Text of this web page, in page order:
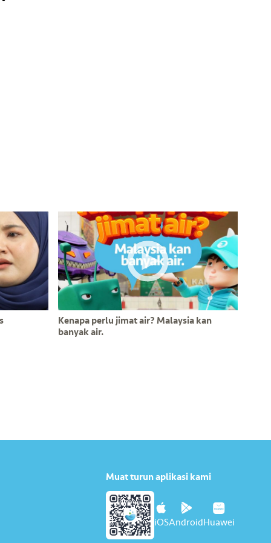
Kenapa perlu jimat air? Malaysia kan
banyak air.
Muat turun aplikasi kami
iOSAndroidHuawei